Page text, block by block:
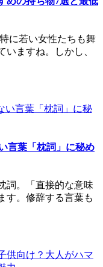
に若い女性たちも舞
いますね。しかし、
言葉「枕詞」に秘め
詞。「直接的な意味
す。修辞する言葉も